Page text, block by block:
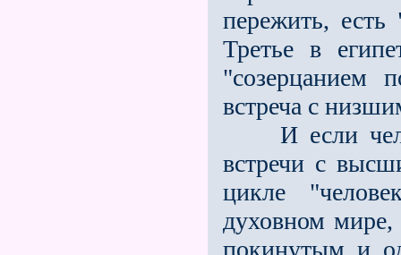
пережить,
Третье в
"созерцанием
встреча с
И если
встречи с
цикле
духовном
покинутым и